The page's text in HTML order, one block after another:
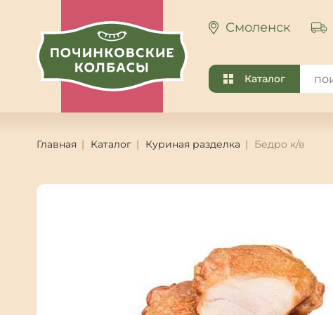
Смоленск
Каталог
Главная Каталог Куриная разделка Бедро к/в